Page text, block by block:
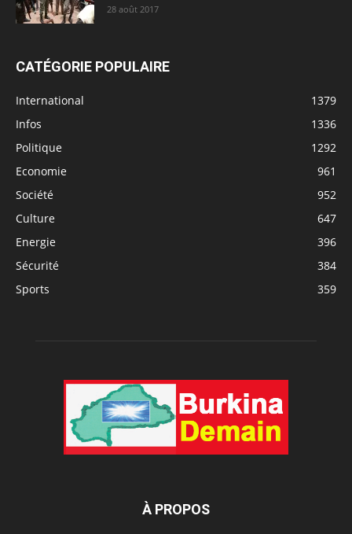
28 août 2017
CATÉGORIE POPULAIRE
International
1379
Infos
1336
Politique
1292
Economie
961
Société
952
Culture
647
Energie
396
Sécurité
384
Sports
359
À PROPOS